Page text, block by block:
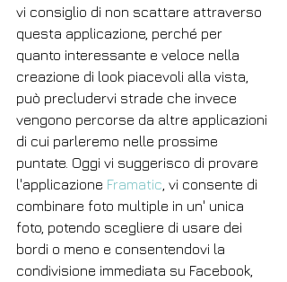
vi consiglio di non scattare attraverso
questa applicazione, perché per
quanto interessante e veloce nella
creazione di look piacevoli alla vista,
può precludervi strade che invece
vengono percorse da altre applicazioni
di cui parleremo nelle prossime
puntate. Oggi vi suggerisco di provare
l'applicazione Framatic , vi consente di
combinare foto multiple in un' unica
foto, potendo scegliere di usare dei
bordi o meno e consentendovi la
condivisione immediata su Facebook,